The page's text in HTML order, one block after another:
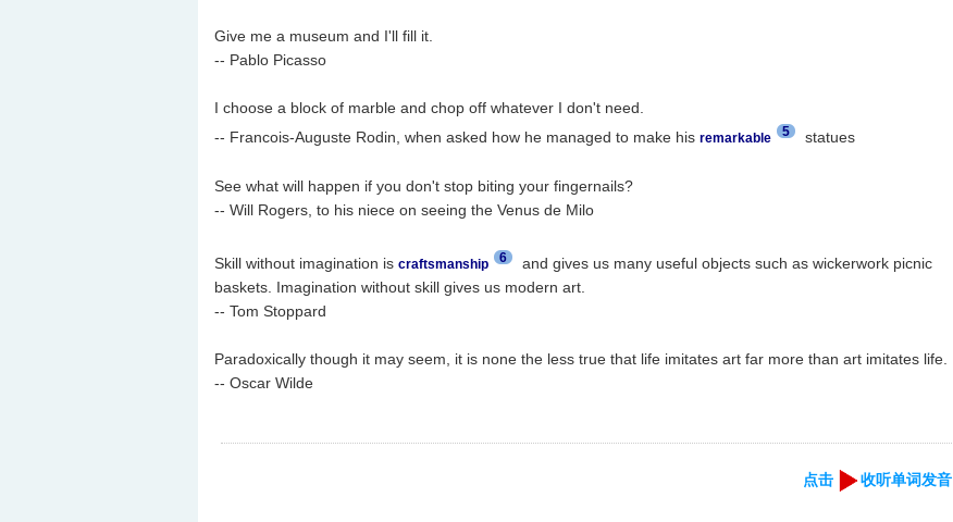
Give me a museum and I'll fill it.
-- Pablo Picasso
I choose a block of marble and chop off whatever I don't need.
-- Francois-Auguste Rodin, when asked how he managed to make his remarkable 5 statues
See what will happen if you don't stop biting your fingernails?
-- Will Rogers, to his niece on seeing the Venus de Milo
Skill without imagination is craftsmanship 6
and gives us many useful objects such as wickerwork picnic
baskets. Imagination without skill gives us modern art.
-- Tom Stoppard
Paradoxically though it may seem, it is none the less true that life imitates art far more than art imitates life.
-- Oscar Wilde
点击 收听单词发音